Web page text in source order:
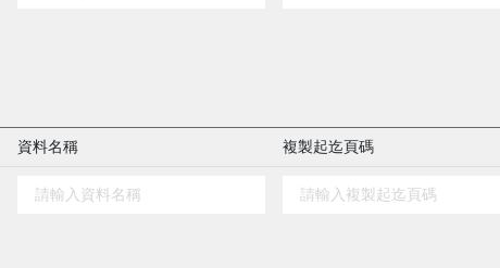
資料名稱 複製起迄頁碼